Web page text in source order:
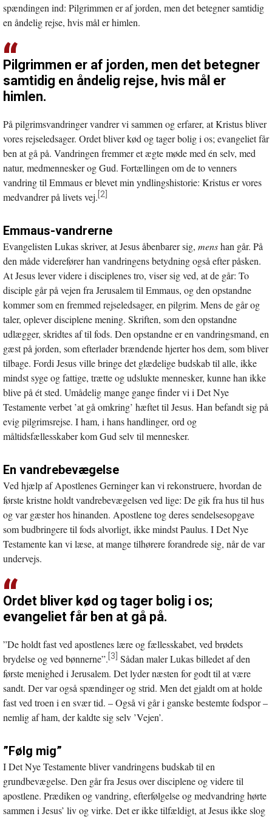
spændingen ind: Pilgrimmen er af jorden, men det betegner samtidig
en åndelig rejse, hvis mål er himlen.
Pilgrimmen er af jorden, men det betegner
samtidig en åndelig rejse, hvis mål er
himlen.
På pilgrimsvandringer vandrer vi sammen og erfarer, at Kristus bliver
vores rejseledsager. Ordet bliver kød og tager bolig i os; evangeliet får
ben at gå på. Vandringen fremmer et ægte møde med én selv, med
natur, medmennesker og Gud. Fortællingen om de to venners
vandring til Emmaus er blevet min yndlingshistorie: Kristus er vores
medvandrer på livets vej.[2]
Emmaus-vandrerne
Evangelisten Lukas skriver, at Jesus åbenbarer sig, menshan går. På
den måde viderefører han vandringens betydning også efter påsken.
At Jesus lever videre i disciplenes tro, viser sig ved, at de går: To
disciple går på vejen fra Jerusalem til Emmaus, og den opstandne
kommer som en fremmed rejseledsager, en pilgrim. Mens de går og
taler, oplever disciplene mening. Skriften, som den opstandne
udlægger, skridtes af til fods. Den opstandne er en vandringsmand, en
gæst på jorden, som efterlader brændende hjerter hos dem, som bliver
tilbage. Fordi Jesus ville bringe det glædelige budskab til alle, ikke
mindst syge og fattige, trætte og udslukte mennesker, kunne han ikke
blive på ét sted. Umådelig mange gange finder vi i Det Nye
Testamente verbet ’at gå omkring’ hæftet til Jesus. Han befandt sig på
evig pilgrimsrejse. I ham, i hans handlinger, ord og
måltidsfællesskaber kom Gud selv til mennesker.
En vandrebevægelse
Ved hjælp af Apostlenes Gerninger kan vi rekonstruere, hvordan de
første kristne holdt vandrebevægelsen ved lige: De gik fra hus til hus
og var gæster hos hinanden. Apostlene tog deres sendelsesopgave
som budbringere til fods alvorligt, ikke mindst Paulus. I Det Nye
Testamente kan vi læse, at mange tilhørere forandrede sig, når de var
undervejs.
Ordet bliver kød og tager bolig i os;
evangeliet får ben at gå på.
”De holdt fast ved apostlenes lære og fællesskabet, ved brødets
brydelse og ved bønnerne”.[3] Sådan maler Lukas billedet af den
første menighed i Jerusalem. Det lyder næsten for godt til at være
sandt. Der var også spændinger og strid. Men det gjaldt om at holde
fast ved troen i en svær tid. – Også vi går i ganske bestemte fodspor –
nemlig af ham, der kaldte sig selv ’Vejen’.
”Følg mig”
I Det Nye Testamente bliver vandringens budskab til en
grundbevægelse. Den går fra Jesus over disciplene og videre til
apostlene. Prædiken og vandring, efterfølgelse og medvandring hørte
sammen i Jesus’ liv og virke. Det er ikke tilfældigt, at Jesus ikke slog